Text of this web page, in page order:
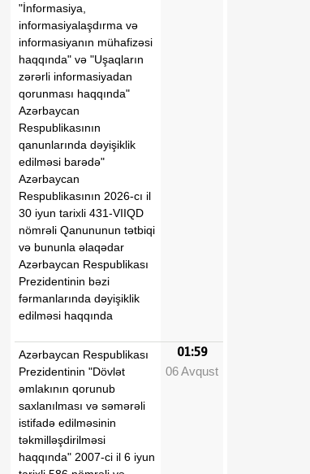
"İnformasiya,
informasiyalaşdırma və
informasiyanın mühafizəsi
haqqında" və "Uşaqların
zərərli informasiyadan
qorunması haqqında"
Azərbaycan
Respublikasının
qanunlarında dəyişiklik
edilməsi barədə"
Azərbaycan
Respublikasının 2026-cı il
30 iyun tarixli 431-VIIQD
nömrəli Qanununun tətbiqi
və bununla əlaqədar
Azərbaycan Respublikası
Prezidentinin bəzi
fərmanlarında dəyişiklik
edilməsi haqqında
Azərbaycan Respublikası
Prezidentinin "Dövlət
əmlakının qorunub
saxlanılması və səmərəli
istifadə edilməsinin
təkmilləşdirilməsi
haqqında" 2007-ci il 6 iyun
01:59
06 Avqust